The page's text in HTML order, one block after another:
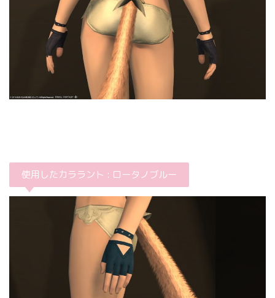
使用したカララント : ロータノブルー